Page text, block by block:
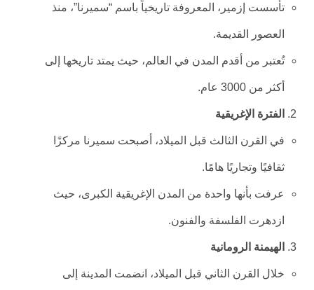
تأسست إزمير، المعروفة تاريخياً باسم “سميرنا”، منذ
العصور القديمة.
تُعتبر من أقدم المدن في العالم، حيث يمتد تاريخها إلى
أكثر من 3000 عام.
الفترة الإغريقية
في القرن الثالث قبل الميلاد، أصبحت سميرنا مركزًا
ثقافيًا وتجاريًا هامًا.
عرفت بأنها واحدة من المدن الإغريقية الكبرى، حيث
ازدهرت الفلسفة والفنون.
الهيمنة الرومانية
خلال القرن الثاني قبل الميلاد، انضمت المدينة إلى